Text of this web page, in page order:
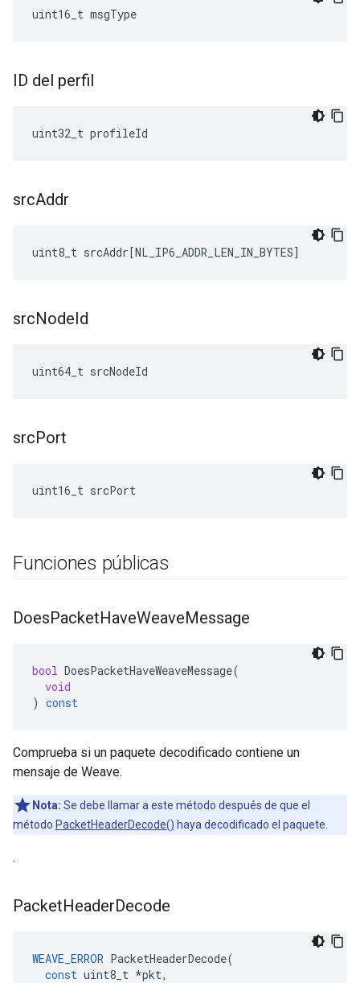
uint16_t msgType
ID del perfil
uint32_t profileId
srcAddr
uint8_t srcAddr[NL_IP6_ADDR_LEN_IN_BYTES]
srcNodeId
uint64_t srcNodeId
srcPort
uint16_t srcPort
Funciones públicas
DoesPacketHaveWeaveMessage
bool DoesPacketHaveWeaveMessage(
void
) const
Comprueba si un paquete decodificado contiene un
mensaje de Weave.
Nota: Se debe llamar a este método después de que el
método PacketHeaderDecode() haya decodificado el paquete.
.
PacketHeaderDecode
WEAVE_ERROR PacketHeaderDecode(
const uint8_t *pkt,